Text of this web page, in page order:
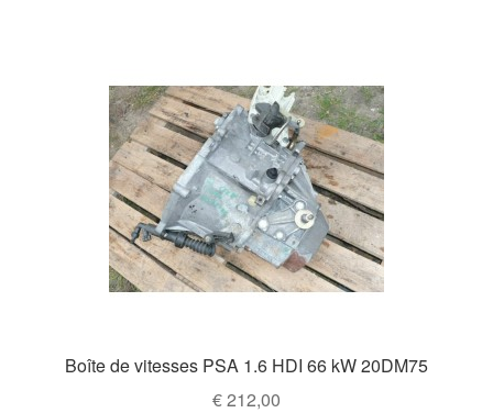
Boîte de vitesses PSA 1.6 HDI 66 kW 20DM75
€212,00